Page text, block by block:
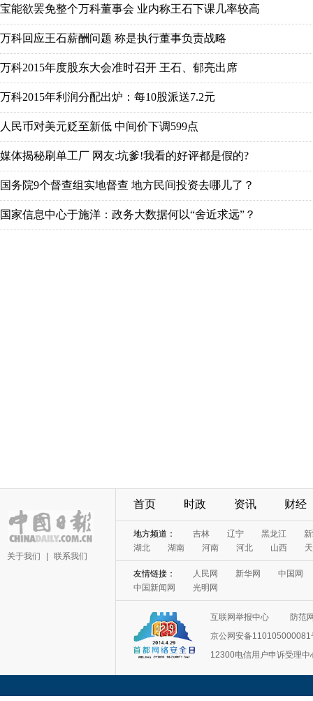
宝能欲罢免整个万科董事会 业内称王石下课几率较高
万科回应王石薪酬问题 称是执行董事负责战略
万科2015年度股东大会准时召开 王石、郁亮出席
万科2015年利润分配出炉：每10股派送7.2元
人民币对美元贬至新低 中间价下调599点
媒体揭秘刷单工厂 网友:坑爹!我看的好评都是假的?
国务院9个督查组实地督查 地方民间投资去哪儿了？
国家信息中心于施洋：政务大数据何以“舍近求远”？
关于我们 联系我们
首页 时政 资讯 财经
地方频道： 吉林 辽宁 黑龙江
湖北
湖南 河南 河北 山西
友情链接： 人民网 新华网
中国网
中国新闻网
光明网
互联网举报中心
防范
京公网安备110105000081
12300电信用户申诉受理中